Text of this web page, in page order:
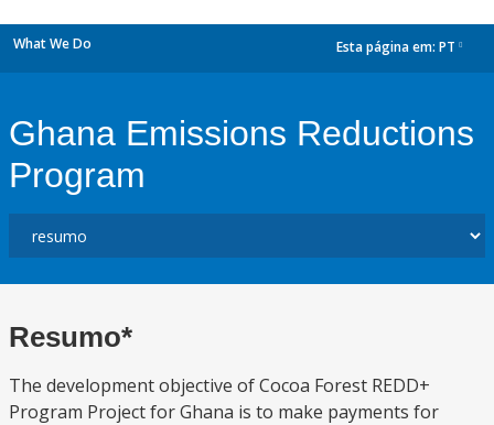
What We Do Esta página em: PT
Ghana Emissions Reductions
Program
Resumo*
The development objective of Cocoa Forest REDD+
Program Project for Ghana is to make payments for